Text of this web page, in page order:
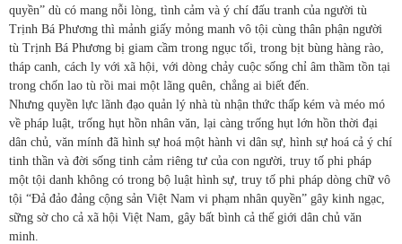
quyền” dù có mang nỗi lòng, tình cảm và ý chí đấu tranh của người tù
Trịnh Bá Phương thì mảnh giấy mỏng manh vô tội cùng thân phận người
tù Trịnh Bá Phương bị giam cầm trong ngục tối, trong bịt bùng hàng rào,
tháp canh, cách ly với xã hội, với dòng chảy cuộc sống chỉ âm thầm tồn tại
trong chốn lao tù rồi mai một lãng quên, chẳng ai biết đến.
Nhưng quyền lực lãnh đạo quản lý nhà tù nhận thức thấp kém và méo mó
về pháp luật, trống hụt hồn nhân văn, lại càng trống hụt lớn hồn thời đại
dân chủ, văn mính đã hình sự hoá một hành vi dân sự, hình sự hoá cả ý chí
tinh thần và đời sống tinh cảm riêng tư của con người, truy tố phi pháp
một tội danh không có trong bộ luật hình sự, truy tố phi pháp dòng chữ vô
tội “Đả đảo đảng cộng sản Việt Nam vi phạm nhân quyền” gây kinh ngạc,
sững sờ cho cả xã hội Việt Nam, gây bất bình cả thế giới dân chủ văn
minh.